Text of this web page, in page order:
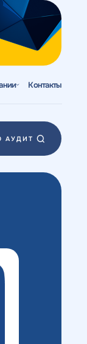
Контакты
АУДИТ